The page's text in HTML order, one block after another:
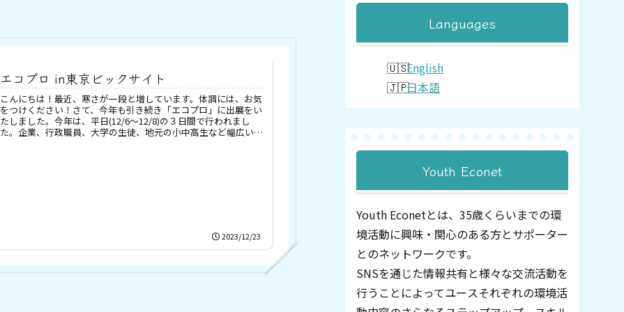
エコプロ in東京ビックサイト
こんにちは！最近、寒さが一段と増しています。体調には、お気
をつけください！さて、今年も引き続き「エコプロ」に出展をい
たしました。今年は、平日(12/6～12/8)の３日間で行われまし
た。企業、行政職員、大学の生徒、地元の小中高生など幅広い
2023/12/23
Languages
English
日本語
Youth Econet
Youth Econetとは、35歳くらいまでの環
境活動に興味・関心のある方とサポーター
とのネットワークです。
SNSを通じた情報共有と様々な交流活動を
行うことによってユースそれぞれの環境活